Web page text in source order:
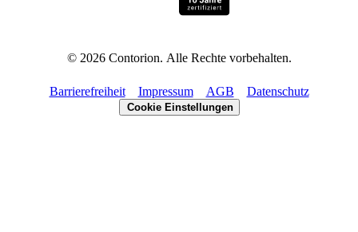
© 2026Contorion. Alle Rechte vorbehalten.
Barrierefreiheit Impressum AGB Datenschutz
Cookie Einstellungen